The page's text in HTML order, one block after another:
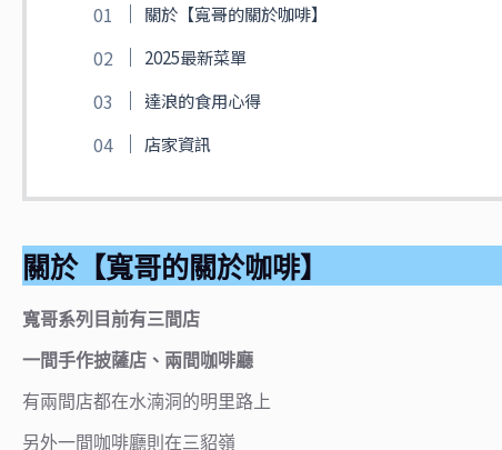
關於【寬哥的關於咖啡】
2025最新菜單
達浪的食用心得
店家資訊
關於【寬哥的關於咖啡】
寬哥系列目前有三間店
一間手作披薩店、兩間咖啡廳
有兩間店都在水湳洞的明里路上
另外一間咖啡廳則在三貂嶺